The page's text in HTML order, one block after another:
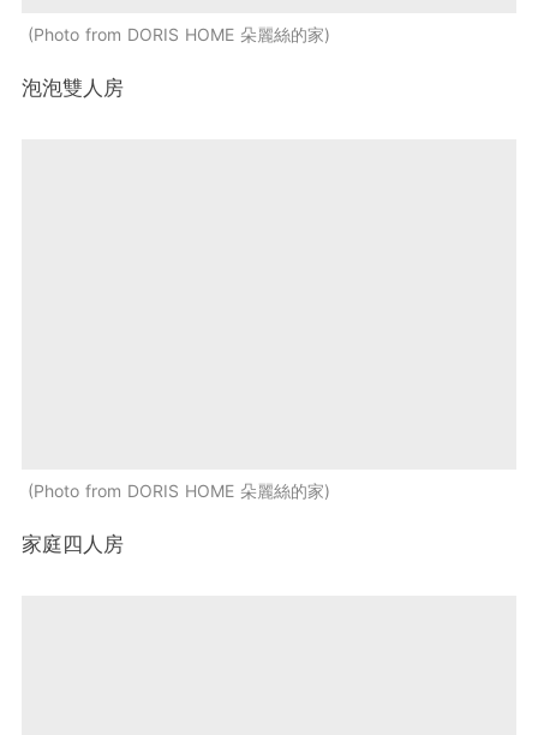
Photo from DORIS HOME 朵麗絲的家
泡泡雙人房
Photo from DORIS HOME 朵麗絲的家
家庭四人房